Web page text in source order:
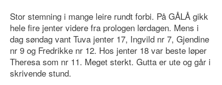
Stor stemning i mange leire rundt forbi. På GÅLÅ gikk
hele fire jenter videre fra prologen lørdagen. Mens i
dag søndag vant Tuva jenter 17, Ingvild nr 7, Gjendine
nr 9 og Fredrikke nr 12. Hos jenter 18 var beste løper
Theresa som nr 11. Meget sterkt. Gutta er ute og går i
skrivende stund.